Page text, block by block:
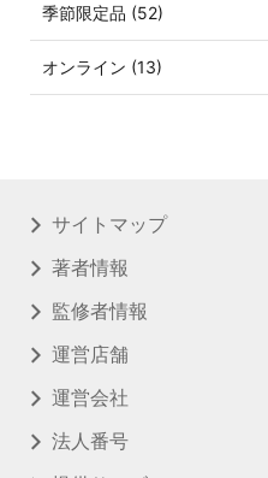
季節限定品 (52)
オンライン (13)
サイトマップ
著者情報
監修者情報
運営店舗
運営会社
法人番号